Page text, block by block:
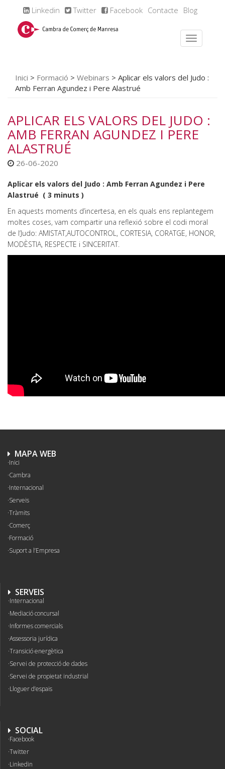
Linkedin Twitter Facebook Contacte Blog
Inici > Formació > Webinars > Aplicar els valors del Judo :
Amb Ferran Agundez i Pere Alastrué
APLICAR ELS VALORS DEL JUDO :
AMB FERRAN AGUNDEZ I PERE
ALASTRUÉ
26-06-2020
Aplicar els valors del Judo : Amb Ferran Agundez i Pere
Alastrué ( 3 minuts )
En aquests moments d’incertesa, en els quals ens replantegem
moltes coses, vam compartir una reflexió sobre el codi moral
de l’Judo: AMISTAT,AUTOCONTROL, CORTESIA, CORATGE, HONOR,
MODÈSTIA, RESPECTE i SINCERITAT.
MAPA WEB
Inici
Cambra
Internacional
Serveis
Tràmits
Comerç
Formació
Suport a l’Empresa
SERVEIS
Internacional
Mediació concursal
Informes comercials
Assessoria jurídica
Transició energètica
Servei de protecció de dades
Servei de propietat industrial
Lloguer d’espais
SOCIAL
Facebook
Twitter
Linkedin